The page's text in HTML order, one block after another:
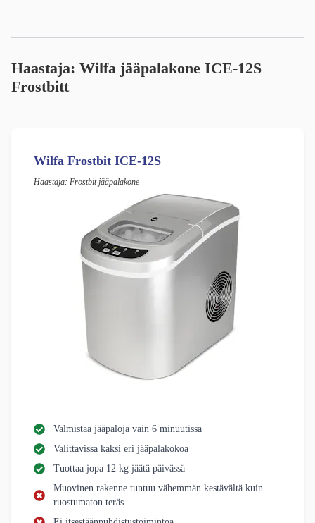
Haastaja: Wilfa jääpalakone ICE-12S
Frostbitt
Wilfa Frostbit ICE-12S
Haastaja: Frostbit jääpalakone
Valmistaa jääpaloja vain 6 minuutissa
Valittavissa kaksi eri jääpalakokoa
Tuottaa jopa 12 kg jäätä päivässä
Muovinen rakenne tuntuu vähemmän kestävältä kuin
ruostumaton teräs